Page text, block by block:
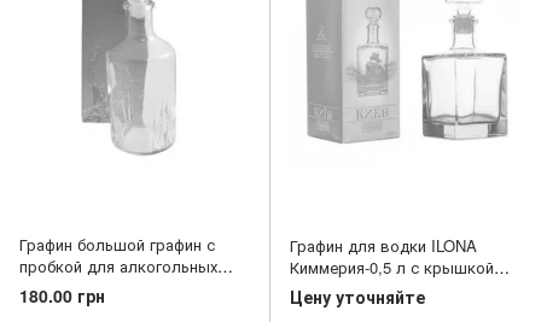
Графин большой графин с
пробкой для алкогольных
напитков ILONA Карафа 1л
(9445)
180.00 грн
Графин для водки ILONA
Киммерия-0,5 л с крышкой
(9452)
Цену уточняйте